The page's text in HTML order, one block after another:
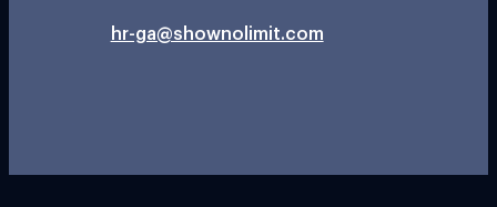
hr-ga@shownolimit.com